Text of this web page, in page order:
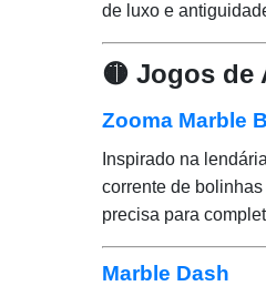
de luxo e
🟡 Jogos de
Zooma Marble
Inspirado na
corrente de
precisa para
Marble Dash